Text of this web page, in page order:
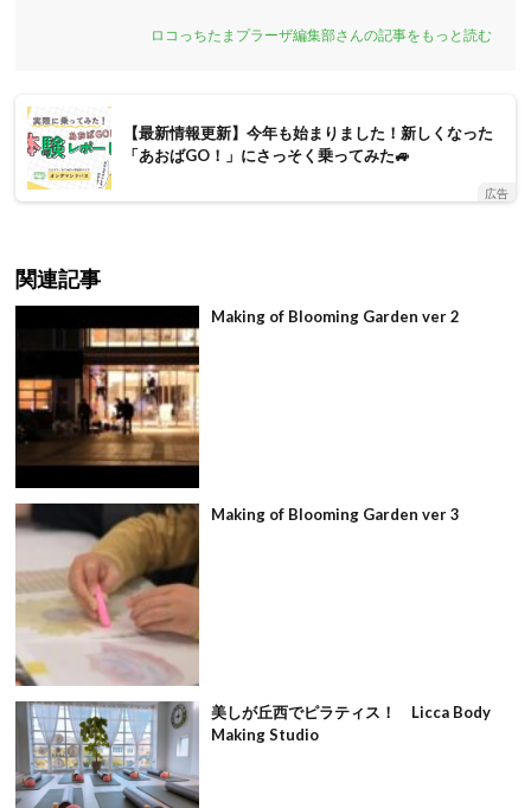
ロコっちたまプラーザ編集部さんの記事をもっと読む
【最新情報更新】今年も始まりました！新しくなった
「あおばGO！」にさっそく乗ってみた🚙
広告
関連記事
Making of Blooming Garden ver 2
Making of Blooming Garden ver 3
美しが丘西でピラティス！ Licca Body
Making Studio